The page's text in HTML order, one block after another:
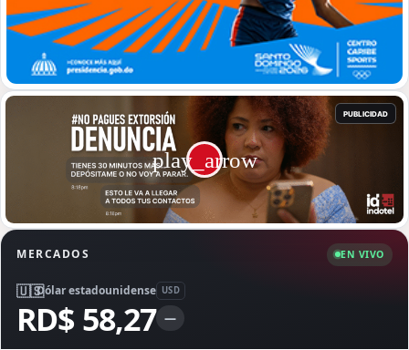
MERCADOS EN VIVO
🇺🇸Dólar estadounidense USD
RD$ 58,27 —